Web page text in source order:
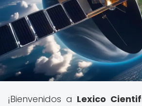
¡Bienvenidos a Lexico